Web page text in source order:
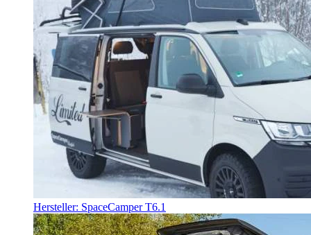
Hersteller: SpaceCamper T6.1